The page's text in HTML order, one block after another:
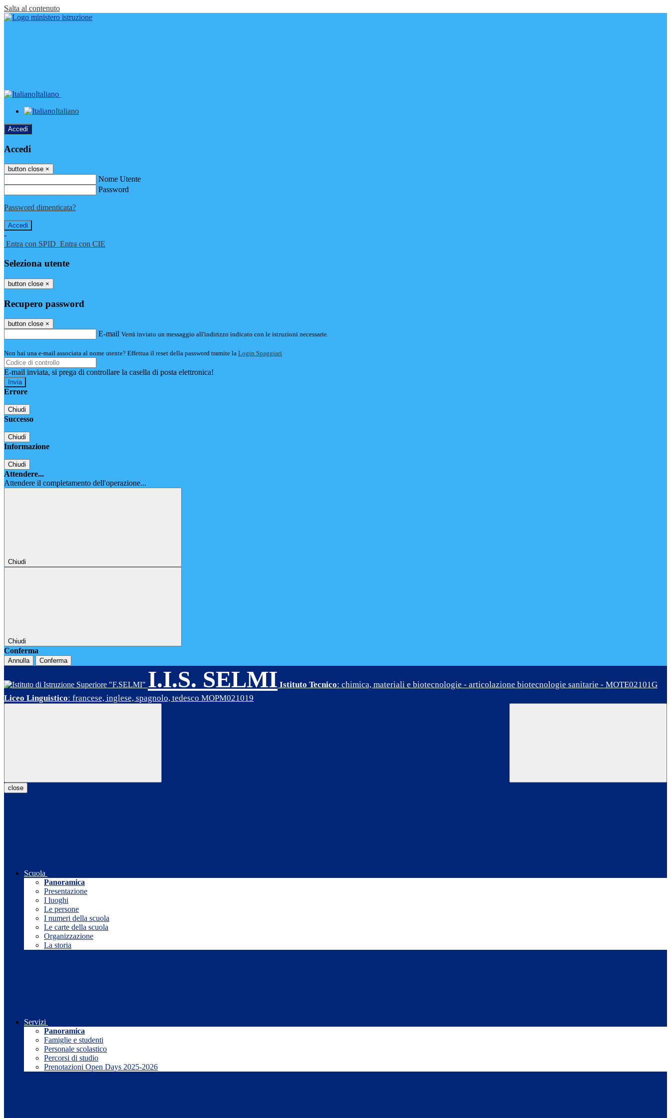
Salta al contenuto
Italiano
Italiano
Accedi
Accedi
button close ×
Nome Utente
Password
Password dimenticata?
-
Entra con SPID Entra con CIE
Seleziona utente
button close ×
Recupero password
button close ×
E-mail Verrà inviato un messaggio all'indirizzo indicato con le istruzioni necessarie.
Non hai una e-mail associata al nome utente? Effettua il reset della password tramite la Login Spaggiari
E-mail inviata, si prega di controllare la casella di posta elettronica!
Errore
Chiudi
Successo
Chiudi
Informazione
Chiudi
Attendere...
Attendere il completamento dell'operazione...
Chiudi
Chiudi
Conferma
Annulla Conferma
I.I.S. SELMI Istituto Tecnico: chimica, materiali e biotecnologie - articolazione biotecnologie sanitarie - MOTE02101G
Liceo Linguistico: francese, inglese, spagnolo, tedesco MOPM021019
close
Scuola
Panoramica
Presentazione
I luoghi
Le persone
I numeri della scuola
Le carte della scuola
Organizzazione
La storia
Servizi
Panoramica
Famiglie e studenti
Personale scolastico
Percorsi di studio
Prenotazioni Open Days 2025-2026